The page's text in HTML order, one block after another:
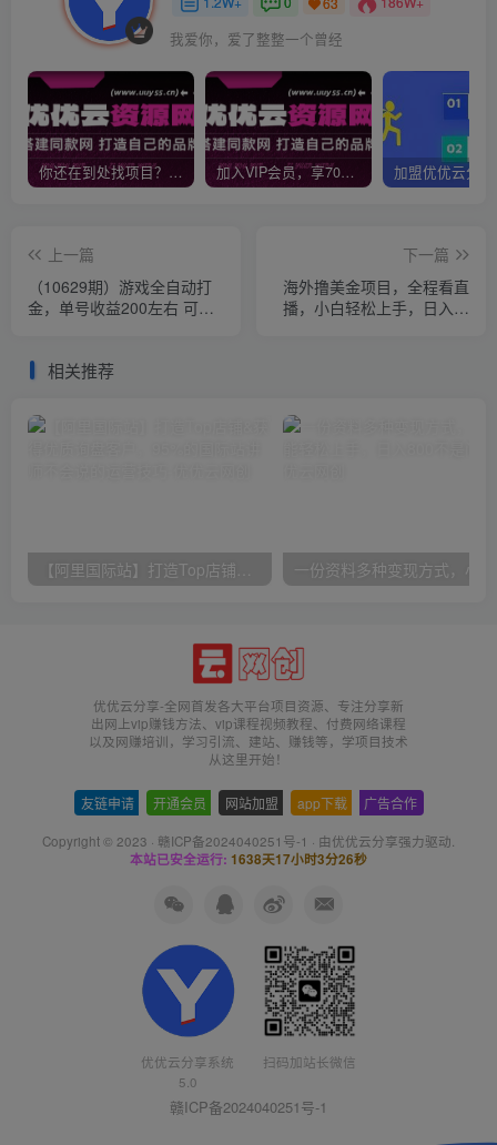
我爱你，爱了整整一个曾经
你还在到处找项目？还在当韭菜？我靠网创资源站一个月收入5万+，曾经我也是个失败者。 加入VIP会员，享70%的推广提成，免费学习多种网上创业课程，菜鸟秒变大神！
上一篇
（10629期）游戏全自动打
金，单号收益200左右 可多
下一篇
海外撸美金项目，全程看直
播，小白轻松上手，日入一
相关推荐
优优云分享-全网首发各大平台项目资源、专注分享新
出网上vip赚钱方法、vip课程视频教程、付费网络课程
以及网赚培训，学习引流、建站、赚钱等，学项目技术
从这里开始！
友链申请 开通会员 网站加盟 app下载 广告合作
Copyright © 2023 · 赣ICP备2024040251号-1 · 由优优云分享强力驱动.
本站已安全运行: 1638天17小时3分27秒
优优云分享系统
5.0
扫码加站长微信
赣ICP备2024040251号-1